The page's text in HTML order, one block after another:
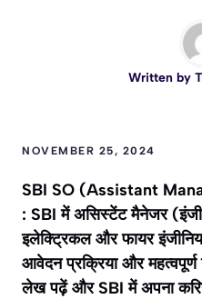
Written by
NOVEMBER 25, 2024
SBI SO (Assistant
: SBI में असिस्टेंट मैनेजर
इलेक्ट्रिकल और फायर
आवेदन प्रक्रिया और महत्वपूर्ण
लेख पढ़ें और SBI में अपना